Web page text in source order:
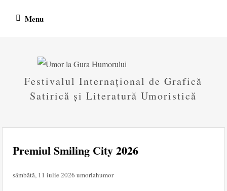
Menu
Festivalul Internațional de Grafică
Satirică și Literatură Umoristică
Premiul Smiling City 2026
sâmbătă, 11 iulie 2026 umorlahumor